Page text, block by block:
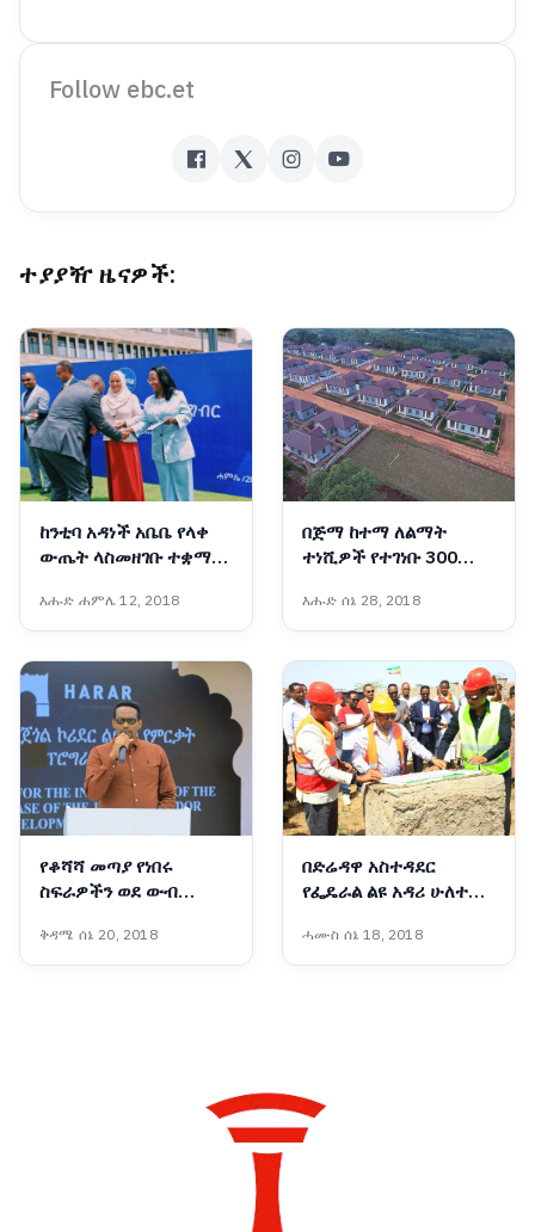
Follow ebc.et
ተያያዥ ዜናዎች:
ከንቲባ አዳነች አቤቤ የላቀ
ውጤት ላስመዘገቡ ተቋማት
እሑድ ሐምሌ 12, 2018
በጅማ ከተማ ለልማት
ተነሺዎች የተገነቡ 300
ለተጠቃሚዎች ተላለፉ
እሑድ ሰኔ 28, 2018
የቆሻሻ መጣያ የነበሩ
ስፍራዎችን ወደ ውብ
- ርዕሰ መስተዳድር ኦርዲን
በድሪ
ቅዳሜ ሰኔ 20, 2018
በድሬዳዋ አስተዳደር
የፌዴራል ልዩ አዳሪ ሁለተኛ
ተጀመረ
ሓሙስ ሰኔ 18, 2018